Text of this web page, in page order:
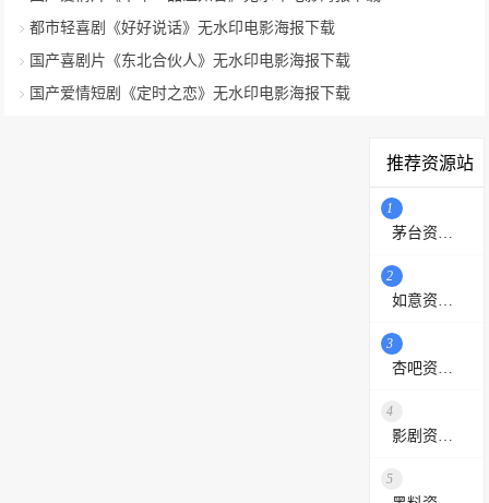
都市轻喜剧《好好说话》无水印电影海报下载
国产喜剧片《东北合伙人》无水印电影海报下载
国产爱情短剧《定时之恋》无水印电影海报下载
推荐资源站
1
2
3
4
5